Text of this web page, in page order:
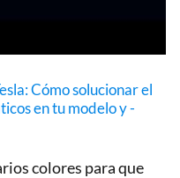
Cómo solucionar el
en tu modelo y -
colores para que